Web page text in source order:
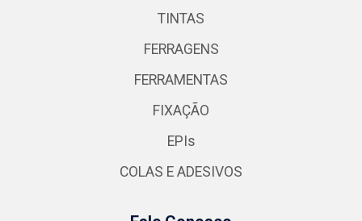
TINTAS
FERRAGENS
FERRAMENTAS
FIXAÇÃO
EPIs
COLAS E ADESIVOS